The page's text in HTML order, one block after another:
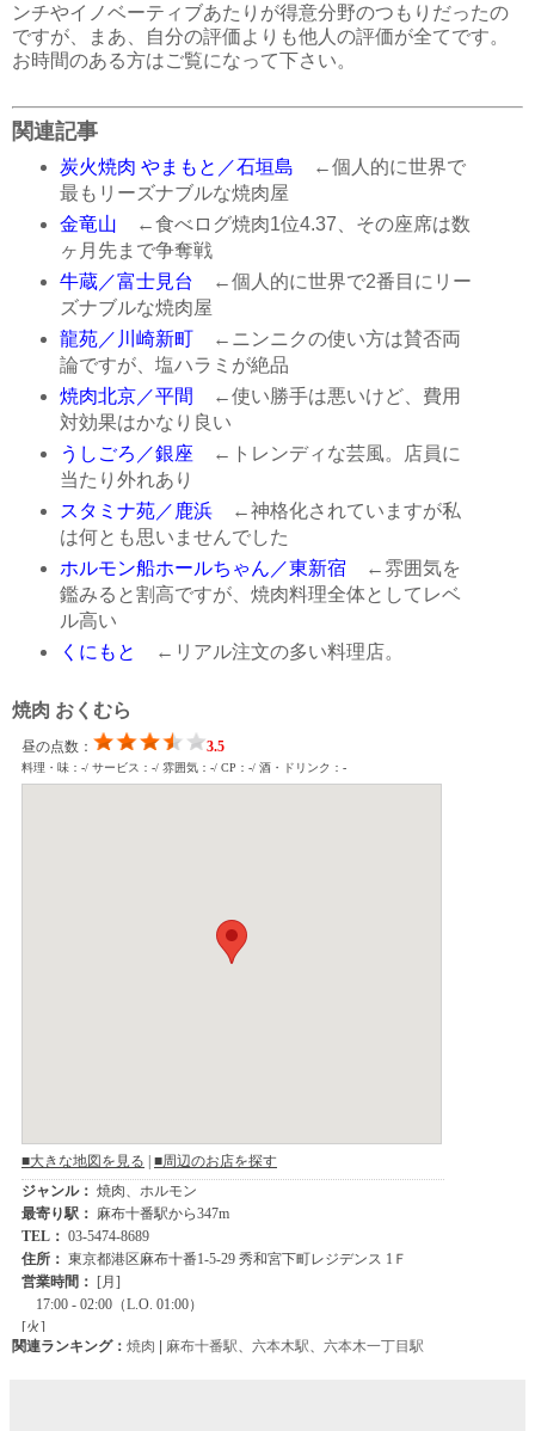
ンチやイノベーティブあたりが得意分野のつもりだったの
ですが、まあ、自分の評価よりも他人の評価が全てです。
お時間のある方はご覧になって下さい。
関連記事
炭火焼肉 やまもと／石垣島 ←個人的に世界で
最もリーズナブルな焼肉屋
金竜山 ←食べログ焼肉1位4.37、その座席は数
ヶ月先まで争奪戦
牛蔵／富士見台 ←個人的に世界で2番目にリー
ズナブルな焼肉屋
龍苑／川崎新町←ニンニクの使い方は賛否両
論ですが、塩ハラミが絶品
焼肉北京／平間 ←使い勝手は悪いけど、費用
対効果はかなり良い
うしごろ／銀座 ←トレンディな芸風。店員に
当たり外れあり
スタミナ苑／鹿浜←神格化されていますが私
は何とも思いませんでした
ホルモン船ホールちゃん／東新宿 ←雰囲気を
鑑みると割高ですが、焼肉料理全体としてレベ
ル高い
くにもと
←リアル注文の多い料理店。
焼肉 おくむら
関連ランキング： 焼肉 麻布十番駅、 六本木駅、 六本木一丁目駅